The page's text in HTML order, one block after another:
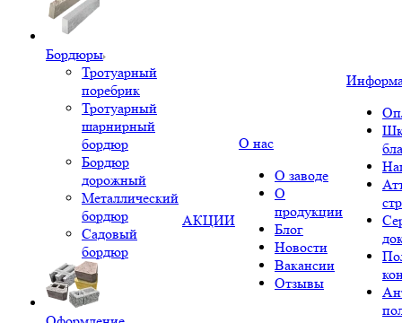
Бордюры
Тротуарный
поребрик
Тротуарный
шарнирный
бордюр
Бордюр
дорожный
Металлический
бордюр
Садовый
бордюр
АКЦИИ
О нас
О заводе
О
продукции
Блог
Новости
Вакансии
Отзывы